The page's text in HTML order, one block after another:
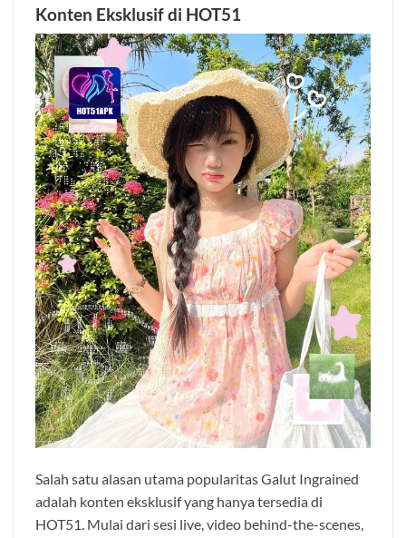
Konten Eksklusif di HOT51
Salah satu alasan utama popularitas Galut Ingrained
adalah konten eksklusif yang hanya tersedia di
HOT51. Mulai dari sesi live, video behind-the-scenes,